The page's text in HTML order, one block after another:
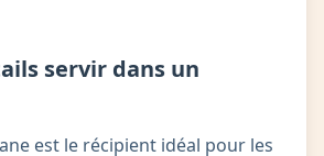
servir dans un
est le récipient idéal pour les